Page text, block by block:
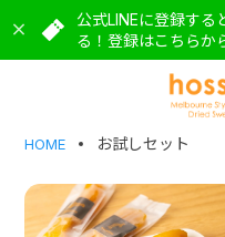
公式LINEに登録する
る！登録はこちらか
HOME お試しセット